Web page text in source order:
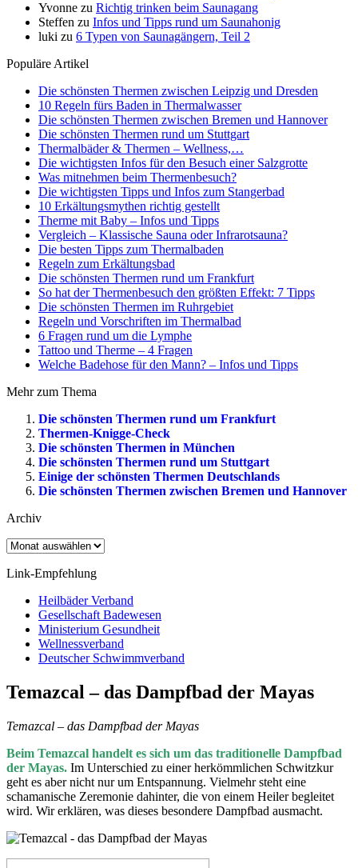
Yvonne zu Richtig trinken beim Saunagang
Steffen zu Infos und Tipps rund um Saunahonig
luki zu 6 Typen von Saunagängern, Teil 2
Populäre Artikel
Die schönsten Thermen zwischen Leipzig und Dresden
10 Regeln fürs Baden in Thermalwasser
Die schönsten Thermen zwischen Bremen und Hannover
Die schönsten Thermen rund um Stuttgart
Thermalbäder & Thermen – Wellness,…
Die wichtigsten Infos für den Besuch einer Salzgrotte
Was mitnehmen beim Thermenbesuch?
Die wichtigsten Tipps und Infos zum Stangerbad
10 Erkältungsmythen richtig gestellt
Therme mit Baby – Infos und Tipps
Vergleich – Klassische Sauna oder Infrarotsauna?
Die besten Tipps zum Thermalbaden
Regeln zum Erkältungsbad
Die schönsten Thermen rund um Frankfurt
So hat der Thermenbesuch den größten Effekt: 7 Tipps
Die schönsten Thermen im Ruhrgebiet
Regeln und Vorschriften im Thermalbad
6 Fragen rund um die Lymphe
Tattoo und Therme – 4 Fragen
Welche Badehose für den Mann? – Infos und Tipps
Mehr zum Thema
Die schönsten Thermen rund um Frankfurt
Thermen-Knigge-Check
Die schönsten Thermen in München
Die schönsten Thermen rund um Stuttgart
Einige der schönsten Thermen Deutschlands
Die schönsten Thermen zwischen Bremen und Hannover
Archiv
Archiv
Link-Empfehlung
Heilbäder Verband
Gesellschaft Badewesen
Ministerium Gesundheit
Wellnessverband
Deutscher Schwimmverband
Temazcal – das Dampfbad der Mayas
Temazcal – das Dampfbad der Mayas
Beim Temazcal handelt es sich um das traditionelle Dampfbad
der Mayas. Im Unterschied zu einer herkömmlichen Schwitzkur
geht es aber nicht nur um Entspannung. Vielmehr steht eine
schamanische Zeremonie dahinter, die von einem Heiler begleitet
wird. Wir erklären, was dieses besondere Dampfbad ausmacht.